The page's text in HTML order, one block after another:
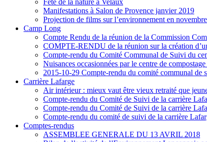
Fête de la nature à Velaux
Manifestations à Salon de Provence janvier 2019
Projection de films sur l’environnement en
Camp Long
Compte Rendu de la réunion de la Commission
COMPTE-RENDU de la réunion sur la création
Compte-rendu du Comité Communal de Suivi du
Nuisances occasionnées par le centre de
2015-10-29 Compte-rendu du comité communal de
Carrière Lafarge
Air intérieur : mieux vaut être vieux retraité que
Compte-rendu du Comité de Suivi de la carrière
Compte-rendu du Comité de Suivi de la carrière
Compte-rendu du comité de suivi de la carrière
Comptes-rendus
ASSEMBLEE GENERALE DU 13 AVRIL 2018